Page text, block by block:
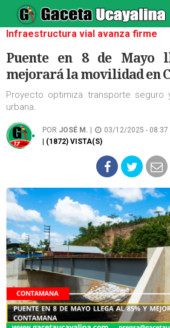
Infraestructura vial avanza firme
Puente en 8 de Mayo
mejorará la movilidad en
Proyecto optimiza transporte seguro
urbana.
POR JOSÉ M. 03/12/2025 - 08:37 |
| (1872) VISTA(S)